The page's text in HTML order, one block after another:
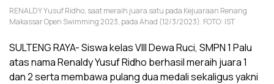
RENALDY Yusuf Ridho, saat meraih juara satu pada Kejuaraan Renang
Makassar Open Swimming 2023, pada Ahad (12/3/2023). FOTO: IST
SULTENG RAYA- Siswa kelas VIII Dewa Ruci, SMPN 1 Palu
atas nama Renaldy Yusuf Ridho berhasil meraih juara 1
dan 2 serta membawa pulang dua medali sekaligus yakni